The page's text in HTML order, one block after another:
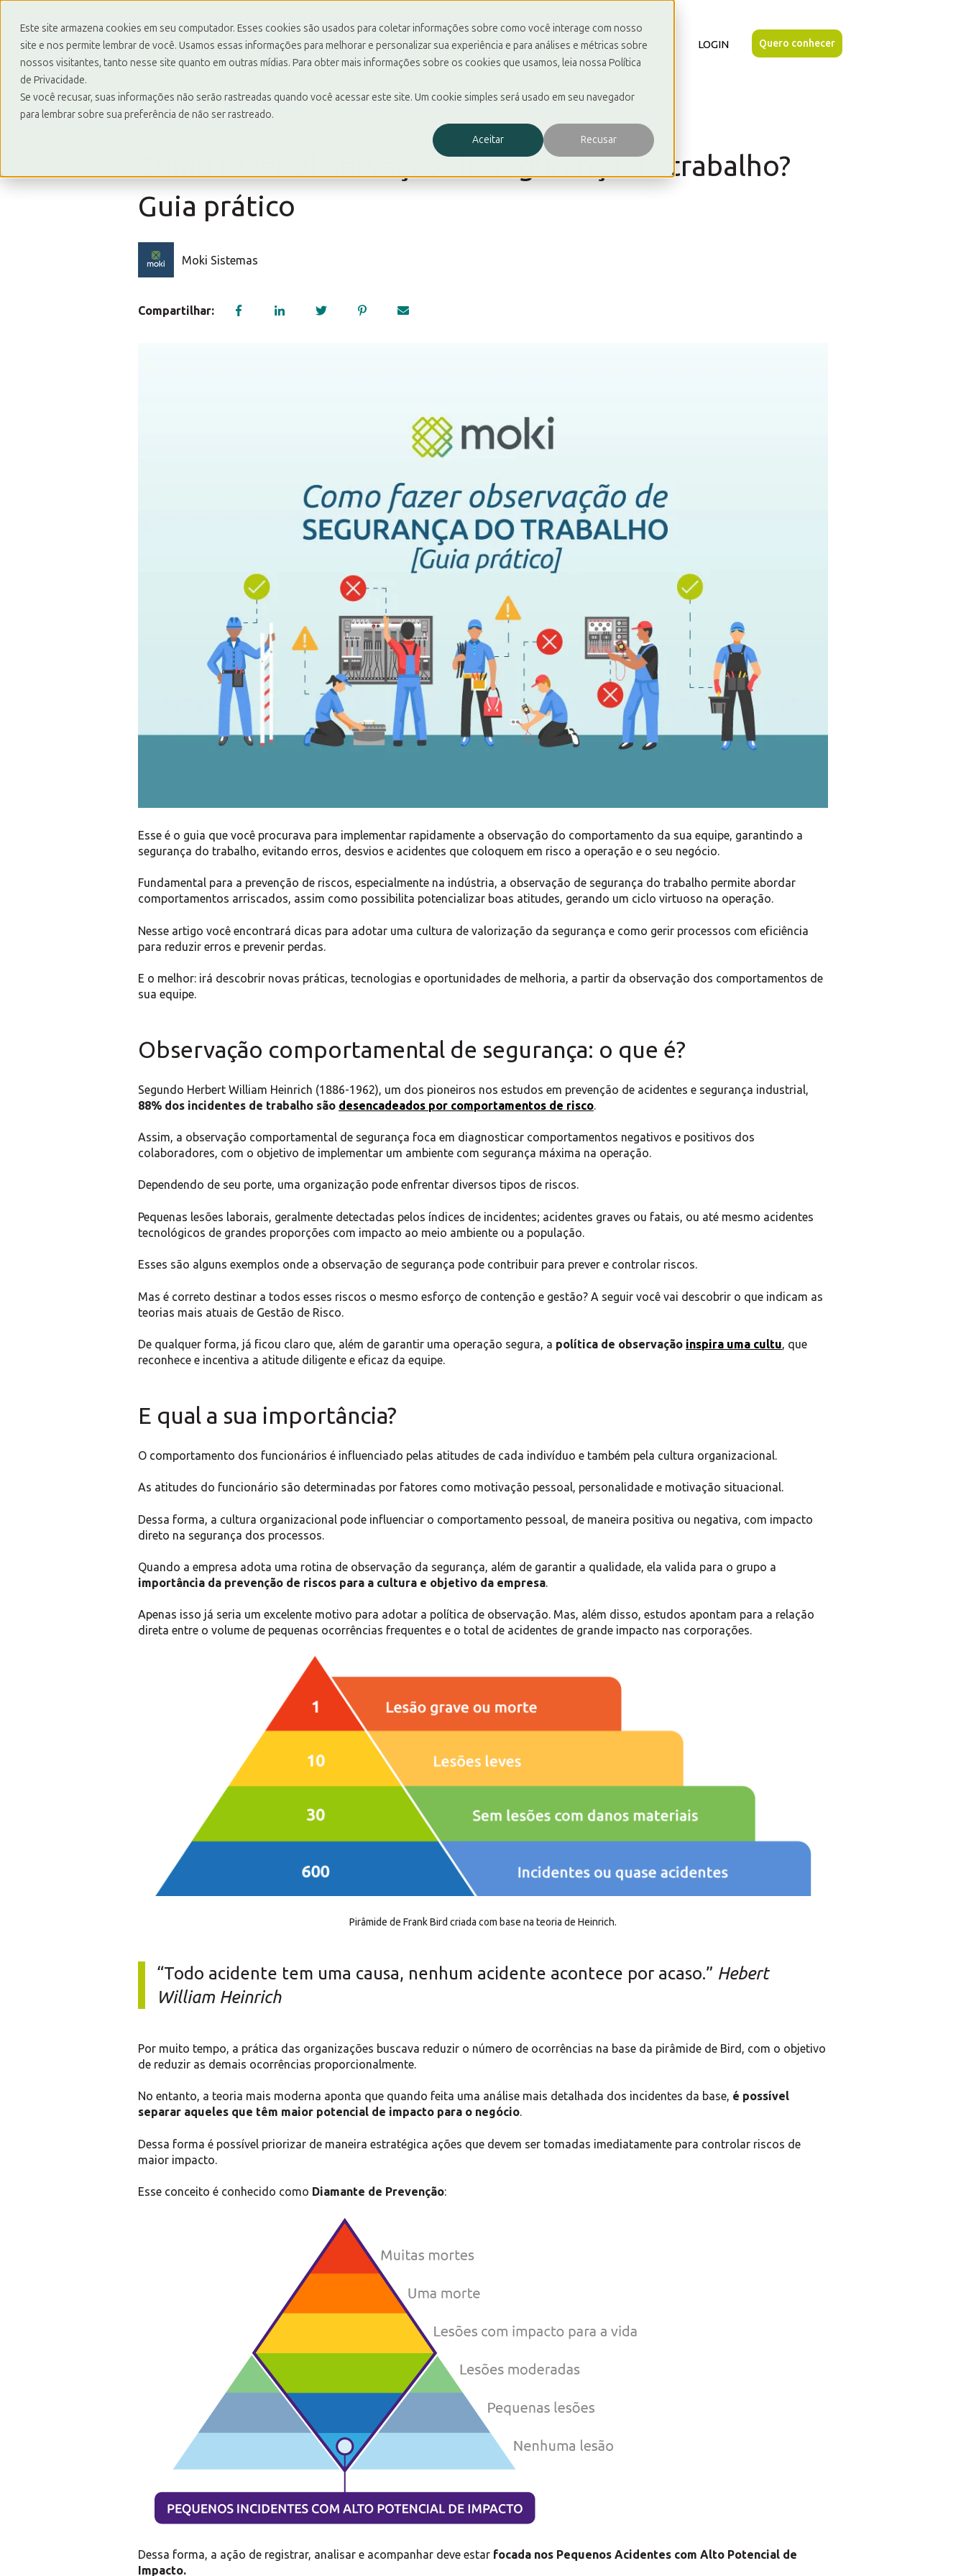
Este site armazena cookies em seu computador. Esses cookies são usados para coletar informações sobre como você interage com nosso
site e nos permite lembrar de você. Usamos essas informações para melhorar e personalizar sua experiência e para análises e métricas sobre
nossos visitantes, tanto nesse site quanto em outras mídias. Para obter mais informações sobre os cookies que usamos, leia nossa Política
de Privacidade.
Se você recusar, suas informações não serão rastreadas quando você acessar este site. Um cookie simples será usado em seu navegador
para lembrar sobre sua preferência de não ser rastreado.
Aceitar Recusar
SOLUÇÕES
Mostrar submenu para {{ link.label }}
SOBRE NÓS
Mostrar submenu para {{ link.label }}
LOGIN Quero conhecer
Como fazer observação de segurança do trabalho?
Guia prático
Moki Sistemas
Compartilhar:
Esse é o guia que você procurava para implementar rapidamente a observação do comportamento da sua equipe, garantindo a
segurança do trabalho, evitando erros, desvios e acidentes que coloquem em risco a operação e o seu negócio.
Fundamental para a prevenção de riscos, especialmente na indústria, a observação de segurança do trabalho permite abordar
comportamentos arriscados, assim como possibilita potencializar boas atitudes, gerando um ciclo virtuoso na operação.
Nesse artigo você encontrará dicas para adotar uma cultura de valorização da segurança e como gerir processos com eficiência
para reduzir erros e prevenir perdas.
E o melhor: irá descobrir novas práticas, tecnologias e oportunidades de melhoria, a partir da observação dos comportamentos de
sua equipe.
Observação comportamental de segurança: o que é?
Segundo Herbert William Heinrich (1886-1962), um dos pioneiros nos estudos em prevenção de acidentes e segurança industrial,
88% dos incidentes de trabalho são desencadeados por comportamentos de risco.
Assim, a observação comportamental de segurança foca em diagnosticar comportamentos negativos e positivos dos
colaboradores, com o objetivo de implementar um ambiente com segurança máxima na operação.
Dependendo de seu porte, uma organização pode enfrentar diversos tipos de riscos.
Pequenas lesões laborais, geralmente detectadas pelos índices de incidentes; acidentes graves ou fatais, ou até mesmo acidentes
tecnológicos de grandes proporções com impacto ao meio ambiente ou a população.
Esses são alguns exemplos onde a observação de segurança pode contribuir para prever e controlar riscos.
Mas é correto destinar a todos esses riscos o mesmo esforço de contenção e gestão? A seguir você vai descobrir o que indicam as
teorias mais atuais de Gestão de Risco.
De qualquer forma, já ficou claro que, além de garantir uma operação segura, a política de observação inspira uma cultu, que
reconhece e incentiva a atitude diligente e eficaz da equipe.
E qual a sua importância?
O comportamento dos funcionários é influenciado pelas atitudes de cada indivíduo e também pela cultura organizacional.
As atitudes do funcionário são determinadas por fatores como motivação pessoal, personalidade e motivação situacional.
Dessa forma, a cultura organizacional pode influenciar o comportamento pessoal, de maneira positiva ou negativa, com impacto
direto na segurança dos processos.
Quando a empresa adota uma rotina de observação da segurança, além de garantir a qualidade, ela valida para o grupo a
importância da prevenção de riscos para a cultura e objetivo da empresa.
Apenas isso já seria um excelente motivo para adotar a política de observação. Mas, além disso, estudos apontam para a relação
direta entre o volume de pequenas ocorrências frequentes e o total de acidentes de grande impacto nas corporações.
Pirâmide de Frank Bird criada com base na teoria de Heinrich.
“Todo acidente tem uma causa, nenhum acidente acontece por acaso.” Hebert
William Heinrich
Por muito tempo, a prática das organizações buscava reduzir o número de ocorrências na base da pirâmide de Bird, com o objetivo
de reduzir as demais ocorrências proporcionalmente.
No entanto, a teoria mais moderna aponta que quando feita uma análise mais detalhada dos incidentes da base, é possível
separar aqueles que têm maior potencial de impacto para o negócio.
Dessa forma é possível priorizar de maneira estratégica ações que devem ser tomadas imediatamente para controlar riscos de
maior impacto.
Esse conceito é conhecido como Diamante de Prevenção:
Dessa forma, a ação de registrar, analisar e acompanhar deve estar focada nos Pequenos Acidentes com Alto Potencial de
Impacto.